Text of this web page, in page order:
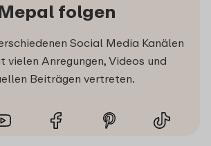
folgen
Social Media Kanälen
vielen Anregungen, Videos und
Beiträgen vertreten.